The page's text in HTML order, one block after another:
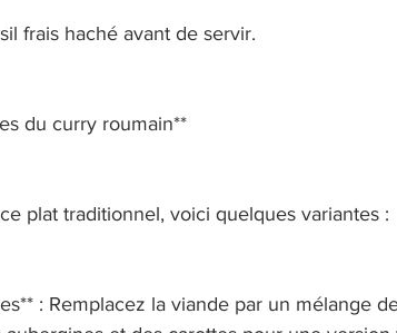
frais haché avant de servir.
du curry roumain**
plat traditionnel, voici quelques variantes :
: Remplacez la viande par un mélange